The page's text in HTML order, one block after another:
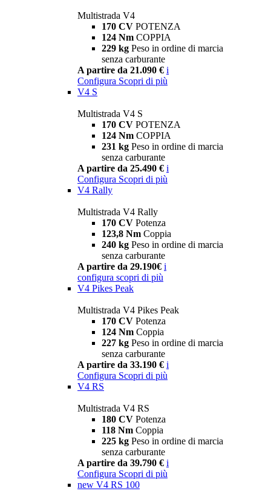
Multistrada V4
170 CV POTENZA
124 Nm COPPIA
229 kg Peso in ordine di marcia
senza carburante
A partire da 21.090 € i
Configura Scopri di più
V4 S
Multistrada V4 S
170 CV POTENZA
124 Nm COPPIA
231 kg Peso in ordine di marcia
senza carburante
A partire da 25.490 € i
Configura Scopri di più
V4 Rally
Multistrada V4 Rally
170 CV Potenza
123,8 Nm Coppia
240 kg Peso in ordine di marcia
senza carburante
A partire da 29.190€ i
configura scopri di più
V4 Pikes Peak
Multistrada V4 Pikes Peak
170 CV Potenza
124 Nm Coppia
227 kg Peso in ordine di marcia
senza carburante
A partire da 33.190 € i
Configura Scopri di più
V4 RS
Multistrada V4 RS
180 CV Potenza
118 Nm Coppia
225 kg Peso in ordine di marcia
senza carburante
A partire da 39.790 € i
Configura Scopri di più
new V4 RS 100